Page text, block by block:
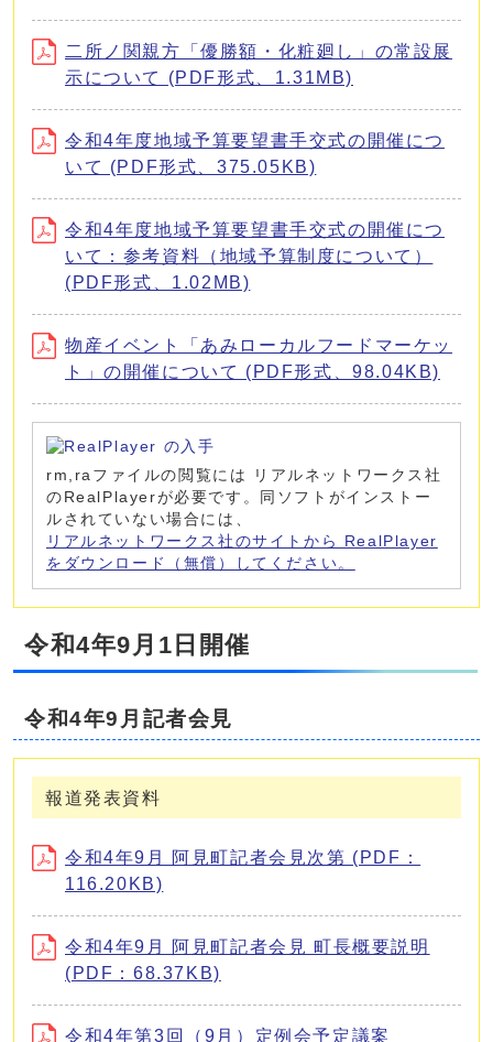
二所ノ関親方「優勝額・化粧廻し」の常設展
示について (PDF形式、1.31MB)
令和4年度地域予算要望書手交式の開催につ
いて (PDF形式、375.05KB)
令和4年度地域予算要望書手交式の開催につ
いて：参考資料（地域予算制度について）
(PDF形式、1.02MB)
物産イベント「あみローカルフードマーケッ
ト」の開催について (PDF形式、98.04KB)
rm,raファイルの閲覧には リアルネットワークス社
のRealPlayerが必要です。同ソフトがインストー
ルされていない場合には、
リアルネットワークス社のサイトから RealPlayer
をダウンロード（無償）してください。
令和4年9月1日開催
令和4年9月記者会見
報道発表資料
令和4年9月 阿見町記者会見次第 (PDF：
116.20KB)
令和4年9月 阿見町記者会見 町長概要説明
(PDF：68.37KB)
令和4年第3回（9月）定例会予定議案